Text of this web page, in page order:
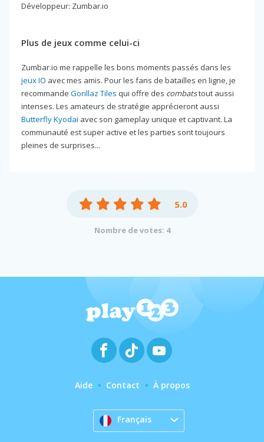
Développeur: Zumbar.io
Plus de jeux comme celui-ci
Zumbar.io me rappelle les bons moments passés dans les
jeux IO avec mes amis. Pour les fans de batailles en ligne, je
recommande Gorillaz Tiles qui offre des combatstout aussi
intenses. Les amateurs de stratégie apprécieront aussi
Butterfly Kyodai avec son gameplay unique et captivant. La
communauté est super active et les parties sont toujours
pleines de surprises...
5.0
Nombre de votes: 4
Aide Contact À propos
Français